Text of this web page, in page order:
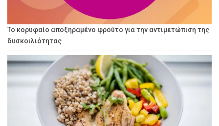
Το κορυφαίο αποξηραμένο φρούτο για την αντιμετώπιση της
δυσκοιλιότητας